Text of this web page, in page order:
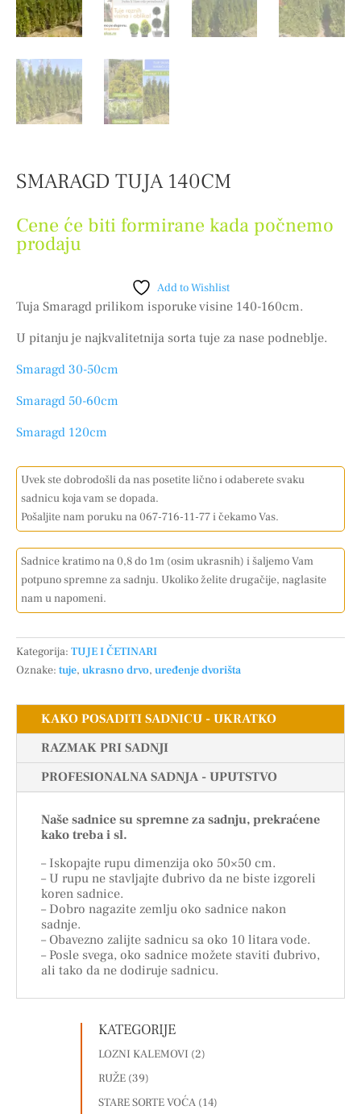
SMARAGD TUJA 140CM
Cene će biti formirane kada počnemo
prodaju
Add to Wishlist
Tuja Smaragd prilikom isporuke visine 140-160cm.
U pitanju je najkvalitetnija sorta tuje za nase podneblje.
Smaragd 30-50cm
Smaragd 50-60cm
Smaragd 120cm
Uvek ste dobrodošli da nas posetite lično i odaberete svaku
sadnicu koja vam se dopada.
Pošaljite nam poruku na 067-716-11-77 i čekamo Vas.
Sadnice kratimo na 0,8 do 1m (osim ukrasnih) i šaljemo Vam
potpuno spremne za sadnju. Ukoliko želite drugačije, naglasite
nam u napomeni.
Kategorija: TUJE I ČETINARI
Oznake: tuje, ukrasno drvo, uređenje dvorišta
KAKO POSADITI SADNICU - UKRATKO
RAZMAK PRI SADNJI
PROFESIONALNA SADNJA - UPUTSTVO
Naše sadnice su spremne za sadnju, prekraćene
kako treba i sl.
– Iskopajte rupu dimenzija oko 50×50 cm.
– U rupu ne stavljajte đubrivo da ne biste izgoreli
koren sadnice.
– Dobro nagazite zemlju oko sadnice nakon
sadnje.
– Obavezno zalijte sadnicu sa oko 10 litara vode.
– Posle svega, oko sadnice možete staviti đubrivo,
ali tako da ne dodiruje sadnicu.
KATEGORIJE
LOZNI KALEMOVI (2)
RUŽE (39)
STARE SORTE VOĆA (14)